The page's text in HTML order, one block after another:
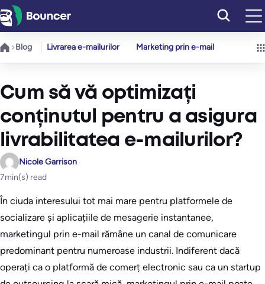
Sari
la
conținut
Blog Livrarea e-mailurilor Marketing prin e-mail
Cum să vă optimizați
conținutul pentru a asigura
livrabilitatea e-mailurilor?
Nicole Garrison
7min(s) read
În ciuda interesului tot mai mare pentru platformele de
socializare și aplicațiile de mesagerie instantanee,
marketingul prin e-mail rămâne un canal de comunicare
predominant pentru numeroase industrii. Indiferent dacă
operați ca o platformă de comerț electronic sau ca un startup